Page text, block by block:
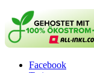
Facebook